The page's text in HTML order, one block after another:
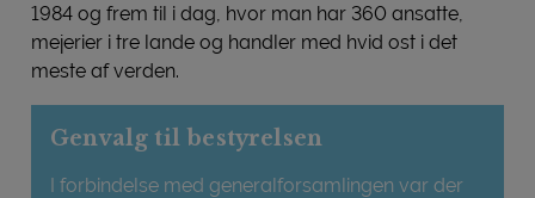
1984 og frem til i dag, hvor man har 360 ansatte,
mejerier i tre lande og handler med hvid ost i det
meste af verden.
Genvalg til bestyrelsen
I forbindelse med generalforsamlingen var der